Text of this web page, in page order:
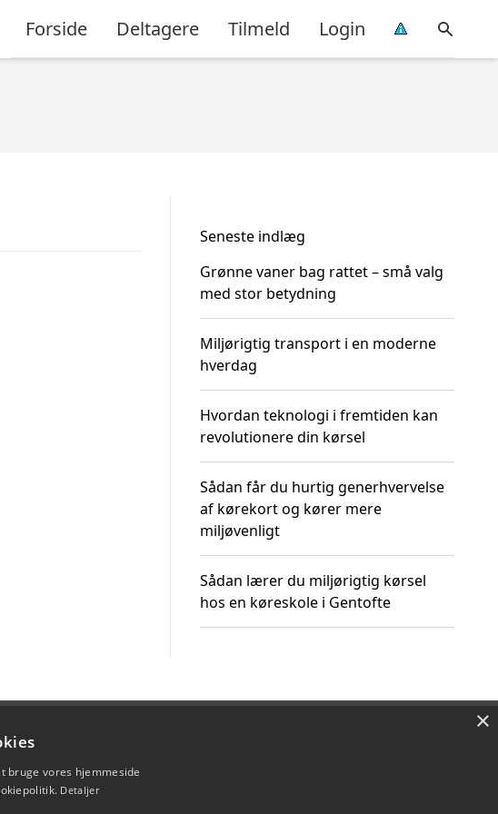
Forside Deltagere Tilmeld Login
Seneste indlæg
Grønne vaner bag rattet – små valg
med stor betydning
Miljørigtig transport i en moderne
hverdag
Hvordan teknologi i fremtiden kan
revolutionere din kørsel
Sådan får du hurtig generhvervelse
af kørekort og kører mere
miljøvenligt
Sådan lærer du miljørigtig kørsel
hos en køreskole i Gentofte
×
bruge vores hjemmeside
Detaljer